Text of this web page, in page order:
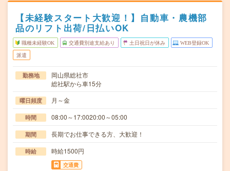
【未経験スタート大歓迎！】自動車・農機部
品のリフト出荷/日払いOK
職種未経験OK 交通費別途支給あり 土日祝日が休み WEB登録OK
派遣
勤務地
岡山県総社市
総社駅から車15分
曜日頻度 月～金
時間 08:00～17:0020:00～05:00
期間 長期でお仕事できる方、大歓迎！
時給 時給1500円
交通費